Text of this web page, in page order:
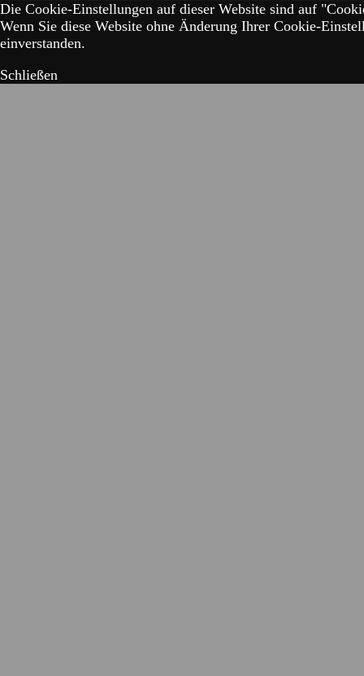
Die Cookie-Einstellungen auf dieser Website sind auf
Wenn Sie diese Website ohne Änderung Ihrer Cookie-
einverstanden.
Schließen